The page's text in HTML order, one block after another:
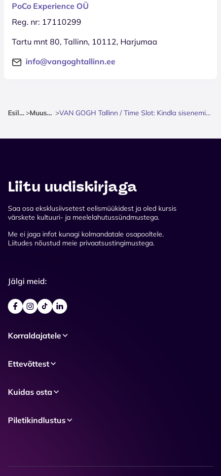
PoCo Experience OÜ
Reg. nr: 17110299
Tartu mnt 80, Tallinn, 10112, Harjumaa
info@vangoghtallinn.ee
Esileht > Muuseum > VAN GOGH Tallinn / Time Slot: Kindla sisenemisajaga pilet
Liitu uudiskirjaga
Saa osa eksklusiivsetest eelismüükidest ja oled kursis
värskete kultuuri- ja meelelahutussündmustega.
Me ei jaga infot kunagi kolmandatale osapooltele.
Liitudes nõustud meie privaatsustingimustega.
Jälgi meid:
Korraldajatele
Ettevõttest
Kuidas osta
Piletikindlustus